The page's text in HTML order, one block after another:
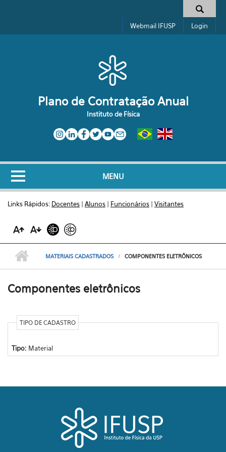
Formulário de busca
Webmail IFUSP Login
Plano de Contratação Anual
Instituto de Física
MENU
Links Rápidos: Docentes | Alunos | Funcionários | Visitantes
MATERIAIS CADASTRADOS COMPONENTES ELETRÔNICOS
Componentes eletrônicos
TIPO DE CADASTRO
Tipo: Material